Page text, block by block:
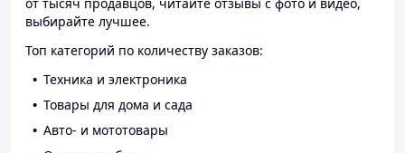
выбирайте лучшее.
Топ категорий по количеству заказов:
Техника и электроника
Товары для дома и сада
Авто- и мототовары